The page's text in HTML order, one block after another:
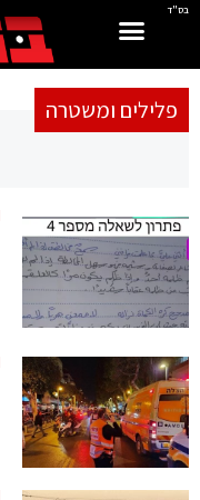
בס"ד
פלילים ומשטרה